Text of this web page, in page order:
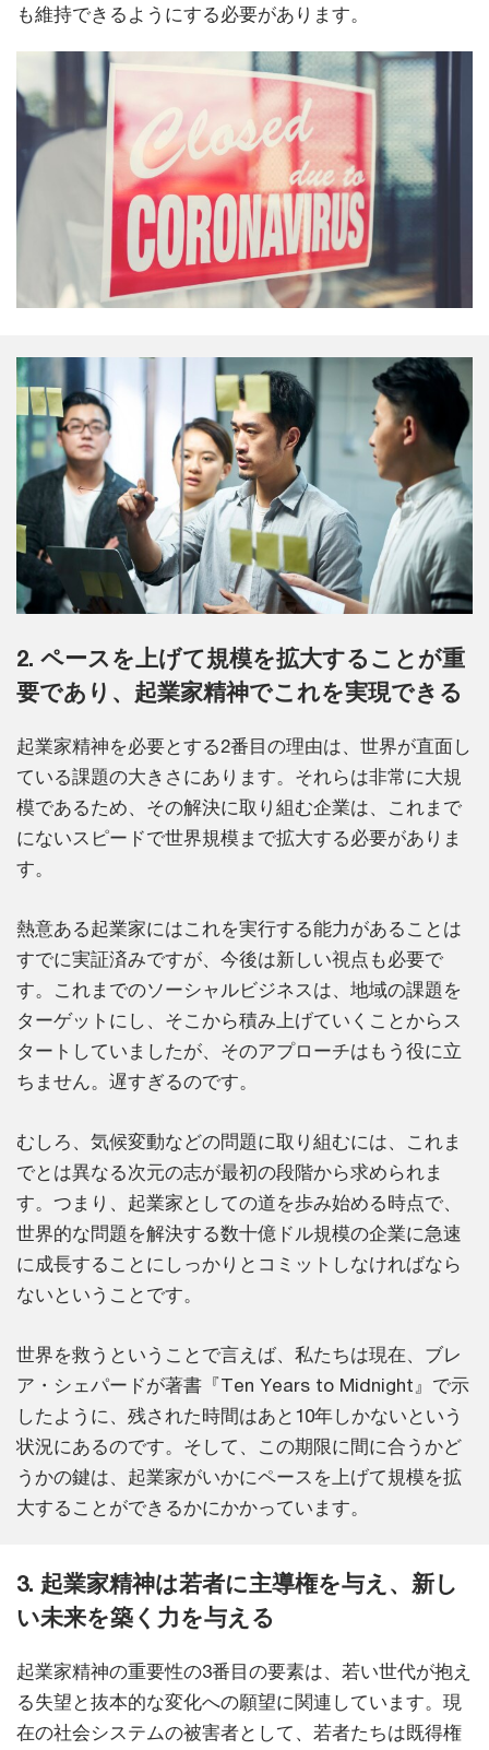
も維持できるようにする必要があります。
2. ペースを上げて規模を拡大することが重
要であり、起業家精神でこれを実現できる
起業家精神を必要とする2番目の理由は、世界が直面し
ている課題の大きさにあります。それらは非常に大規
模であるため、その解決に取り組む企業は、これまで
にないスピードで世界規模まで拡大する必要がありま
す。
熱意ある起業家にはこれを実行する能力があることは
すでに実証済みですが、今後は新しい視点も必要で
す。これまでのソーシャルビジネスは、地域の課題を
ターゲットにし、そこから積み上げていくことからス
タートしていましたが、そのアプローチはもう役に立
ちません。遅すぎるのです。
むしろ、気候変動などの問題に取り組むには、これま
でとは異なる次元の志が最初の段階から求められま
す。つまり、起業家としての道を歩み始める時点で、
世界的な問題を解決する数十億ドル規模の企業に急速
に成長することにしっかりとコミットしなければなら
ないということです。
世界を救うということで言えば、私たちは現在、ブレ
ア・シェパードが著書『Ten Years to Midnight』で示
したように、残された時間はあと10年しかないという
状況にあるのです。そして、この期限に間に合うかど
うかの鍵は、起業家がいかにペースを上げて規模を拡
大することができるかにかかっています。
3. 起業家精神は若者に主導権を与え、新し
い未来を築く力を与える
起業家精神の重要性の3番目の要素は、若い世代が抱え
る失望と抜本的な変化への願望に関連しています。現
在の社会システムの被害者として、若者たちは既得権